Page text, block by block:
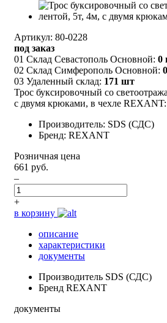
Артикул: 80-0228
под заказ
01 Склад Севастополь Основной: 0
02 Склад Симферополь Основной:
03 Удаленный склад: 171 шт
Трос буксировочный со
с двумя крюками, в чехле REXANT:
Производитель: SDS (СДС)
Бренд: REXANT
Розничная цена
661 руб.
–
+
в корзину
описание
характеристики
документы
Производитель SDS (СДС)
Бренд REXANT
документы